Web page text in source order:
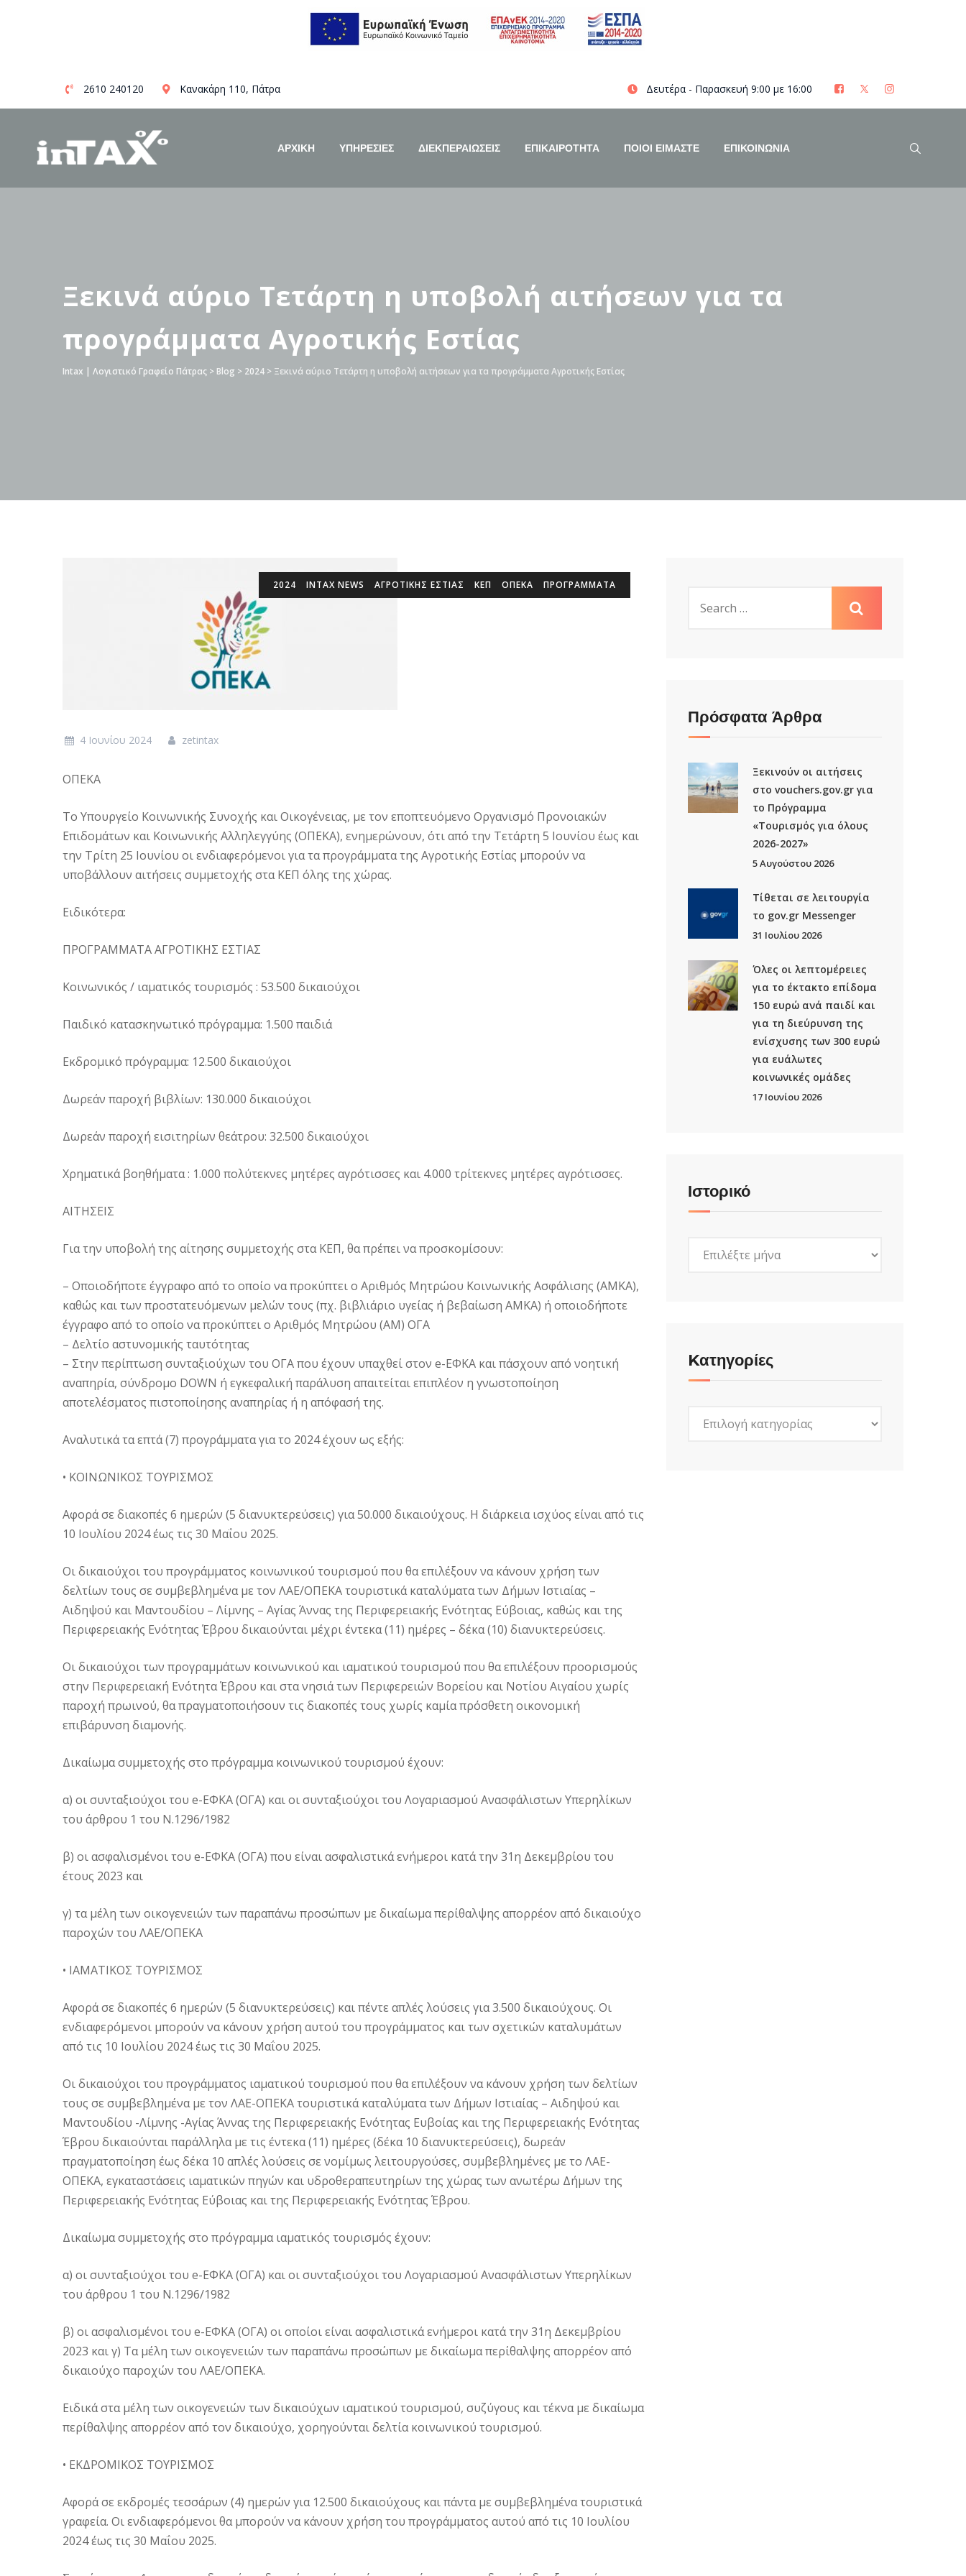
content
2610 240120 Κανακάρη 110, Πάτρα Δευτέρα - Παρασκευή 9:00 με 16:00
ΑΡΧΙΚΗ ΥΠΗΡΕΣΙΕΣ ΔΙΕΚΠΕΡΑΙΩΣΕΙΣ ΕΠΙΚΑΙΡΟΤΗΤΑ ΠΟΙΟΊ ΕΊΜΑΣΤΕ ΕΠΙΚΟΙΝΩΝΙΑ
Ξεκινά αύριο Τετάρτη η υποβολή αιτήσεων για τα
προγράμματα Αγροτικής Εστίας
Intax | Λογιστικό Γραφείο Πάτρας > Blog > 2024 > Ξεκινά αύριο Τετάρτη η υποβολή αιτήσεων για τα προγράμματα Αγροτικής Εστίας
2024 INTAX NEWS ΑΓΡΟΤΙΚΉΣ ΕΣΤΊΑΣ ΚΕΠ ΟΠΕΚΑ ΠΡΟΓΡΆΜΜΑΤΑ
4 Ιουνίου 2024 zetintax
ΟΠΕΚΑ
Το Υπουργείο Κοινωνικής Συνοχής και Οικογένειας, με τον εποπτευόμενο Οργανισμό Προνοιακών
Επιδομάτων και Κοινωνικής Αλληλεγγύης (ΟΠΕΚΑ), ενημερώνουν, ότι από την Τετάρτη 5 Ιουνίου έως και
την Τρίτη 25 Ιουνίου οι ενδιαφερόμενοι για τα προγράμματα της Αγροτικής Εστίας μπορούν να
υποβάλλουν αιτήσεις συμμετοχής στα ΚΕΠ όλης της χώρας.
Ειδικότερα:
ΠΡΟΓΡΑΜΜΑΤΑ ΑΓΡΟΤΙΚΗΣ ΕΣΤΙΑΣ
Κοινωνικός / ιαματικός τουρισμός : 53.500 δικαιούχοι
Παιδικό κατασκηνωτικό πρόγραμμα: 1.500 παιδιά
Εκδρομικό πρόγραμμα: 12.500 δικαιούχοι
Δωρεάν παροχή βιβλίων: 130.000 δικαιούχοι
Δωρεάν παροχή εισιτηρίων θεάτρου: 32.500 δικαιούχοι
Χρηματικά βοηθήματα : 1.000 πολύτεκνες μητέρες αγρότισσες και 4.000 τρίτεκνες μητέρες αγρότισσες.
ΑΙΤΗΣΕΙΣ
Για την υποβολή της αίτησης συμμετοχής στα ΚΕΠ, θα πρέπει να προσκομίσουν:
– Οποιοδήποτε έγγραφο από το οποίο να προκύπτει ο Αριθμός Μητρώου Κοινωνικής Ασφάλισης (ΑΜΚΑ),
καθώς και των προστατευόμενων μελών τους (πχ. βιβλιάριο υγείας ή βεβαίωση ΑΜΚΑ) ή οποιοδήποτε
έγγραφο από το οποίο να προκύπτει ο Αριθμός Μητρώου (ΑΜ) ΟΓΑ
– Δελτίο αστυνομικής ταυτότητας
– Στην περίπτωση συνταξιούχων του ΟΓΑ που έχουν υπαχθεί στον e-ΕΦΚΑ και πάσχουν από νοητική
αναπηρία, σύνδρομο DOWN ή εγκεφαλική παράλυση απαιτείται επιπλέον η γνωστοποίηση
αποτελέσματος πιστοποίησης αναπηρίας ή η απόφασή της.
Αναλυτικά τα επτά (7) προγράμματα για το 2024 έχουν ως εξής:
• ΚΟΙΝΩΝΙΚΟΣ ΤΟΥΡΙΣΜΟΣ
Αφορά σε διακοπές 6 ημερών (5 διανυκτερεύσεις) για 50.000 δικαιούχους. Η διάρκεια ισχύος είναι από τις
10 Ιουλίου 2024 έως τις 30 Μαΐου 2025.
Οι δικαιούχοι του προγράμματος κοινωνικού τουρισμού που θα επιλέξουν να κάνουν χρήση των
δελτίων τους σε συμβεβλημένα με τον ΛΑΕ/ΟΠΕΚΑ τουριστικά καταλύματα των Δήμων Ιστιαίας –
Αιδηψού και Μαντουδίου – Λίμνης – Αγίας Άννας της Περιφερειακής Ενότητας Εύβοιας, καθώς και της
Περιφερειακής Ενότητας Έβρου δικαιούνται μέχρι έντεκα (11) ημέρες – δέκα (10) διανυκτερεύσεις.
Οι δικαιούχοι των προγραμμάτων κοινωνικού και ιαματικού τουρισμού που θα επιλέξουν προορισμούς
στην Περιφερειακή Ενότητα Έβρου και στα νησιά των Περιφερειών Βορείου και Νοτίου Αιγαίου χωρίς
παροχή πρωινού, θα πραγματοποιήσουν τις διακοπές τους χωρίς καμία πρόσθετη οικονομική
επιβάρυνση διαμονής.
Δικαίωμα συμμετοχής στο πρόγραμμα κοινωνικού τουρισμού έχουν:
α) οι συνταξιούχοι του e-ΕΦΚΑ (ΟΓΑ) και οι συνταξιούχοι του Λογαριασμού Ανασφάλιστων Υπερηλίκων
του άρθρου 1 του Ν.1296/1982
β) οι ασφαλισμένοι του e-ΕΦΚΑ (ΟΓΑ) που είναι ασφαλιστικά ενήμεροι κατά την 31η Δεκεμβρίου του
έτους 2023 και
γ) τα μέλη των οικογενειών των παραπάνω προσώπων με δικαίωμα περίθαλψης απορρέον από δικαιούχο
παροχών του ΛΑΕ/ΟΠΕΚΑ
• ΙΑΜΑΤΙΚΟΣ ΤΟΥΡΙΣΜΟΣ
Αφορά σε διακοπές 6 ημερών (5 διανυκτερεύσεις) και πέντε απλές λούσεις για 3.500 δικαιούχους. Οι
ενδιαφερόμενοι μπορούν να κάνουν χρήση αυτού του προγράμματος και των σχετικών καταλυμάτων
από τις 10 Ιουλίου 2024 έως τις 30 Μαΐου 2025.
Οι δικαιούχοι του προγράμματος ιαματικού τουρισμού που θα επιλέξουν να κάνουν χρήση των δελτίων
τους σε συμβεβλημένα με τον ΛΑΕ-ΟΠΕΚΑ τουριστικά καταλύματα των Δήμων Ιστιαίας – Αιδηψού και
Μαντουδίου -Λίμνης -Αγίας Άννας της Περιφερειακής Ενότητας Ευβοίας και της Περιφερειακής Ενότητας
Έβρου δικαιούνται παράλληλα με τις έντεκα (11) ημέρες (δέκα 10 διανυκτερεύσεις), δωρεάν
πραγματοποίηση έως δέκα 10 απλές λούσεις σε νομίμως λειτουργούσες, συμβεβλημένες με το ΛΑΕ-
ΟΠΕΚΑ, εγκαταστάσεις ιαματικών πηγών και υδροθεραπευτηρίων της χώρας των ανωτέρω Δήμων της
Περιφερειακής Ενότητας Εύβοιας και της Περιφερειακής Ενότητας Έβρου.
Δικαίωμα συμμετοχής στο πρόγραμμα ιαματικός τουρισμός έχουν:
α) οι συνταξιούχοι του e-ΕΦΚΑ (ΟΓΑ) και οι συνταξιούχοι του Λογαριασμού Ανασφάλιστων Υπερηλίκων
του άρθρου 1 του Ν.1296/1982
β) οι ασφαλισμένοι του e-ΕΦΚΑ (ΟΓΑ) οι οποίοι είναι ασφαλιστικά ενήμεροι κατά την 31η Δεκεμβρίου
2023 και γ) Τα μέλη των οικογενειών των παραπάνω προσώπων με δικαίωμα περίθαλψης απορρέον από
δικαιούχο παροχών του ΛΑΕ/ΟΠΕΚΑ.
Ειδικά στα μέλη των οικογενειών των δικαιούχων ιαματικού τουρισμού, συζύγους και τέκνα με δικαίωμα
περίθαλψης απορρέον από τον δικαιούχο, χορηγούνται δελτία κοινωνικού τουρισμού.
• ΕΚΔΡΟΜΙΚΟΣ ΤΟΥΡΙΣΜΟΣ
Αφορά σε εκδρομές τεσσάρων (4) ημερών για 12.500 δικαιούχους και πάντα με συμβεβλημένα τουριστικά
γραφεία. Οι ενδιαφερόμενοι θα μπορούν να κάνουν χρήση του προγράμματος αυτού από τις 10 Ιουλίου
2024 έως τις 30 Μαΐου 2025.
Πρόσφατα Άρθρα
Ξεκινούν οι αιτήσεις
στο vouchers.gov.gr για
το Πρόγραμμα
«Τουρισμός για όλους
2026-2027»
5 Αυγούστου 2026
Τίθεται σε λειτουργία
το gov.gr Μessenger
31 Ιουλίου 2026
Όλες οι λεπτομέρειες
για το έκτακτο επίδομα
150 ευρώ ανά παιδί και
για τη διεύρυνση της
ενίσχυσης των 300 ευρώ
για ευάλωτες
κοινωνικές ομάδες
17 Ιουνίου 2026
Ιστορικό
Kατηγορίες